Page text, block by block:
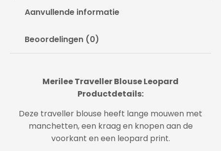
Aanvullende informatie
Beoordelingen (0)
Merilee Traveller Blouse Leopard
Productdetails:
Deze traveller blouse heeft lange mouwen met
manchetten, een kraag en knopen aan de
voorkant en een leopard print.